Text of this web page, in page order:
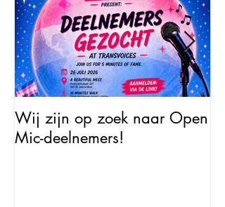
Wij zijn op zoek naar Open